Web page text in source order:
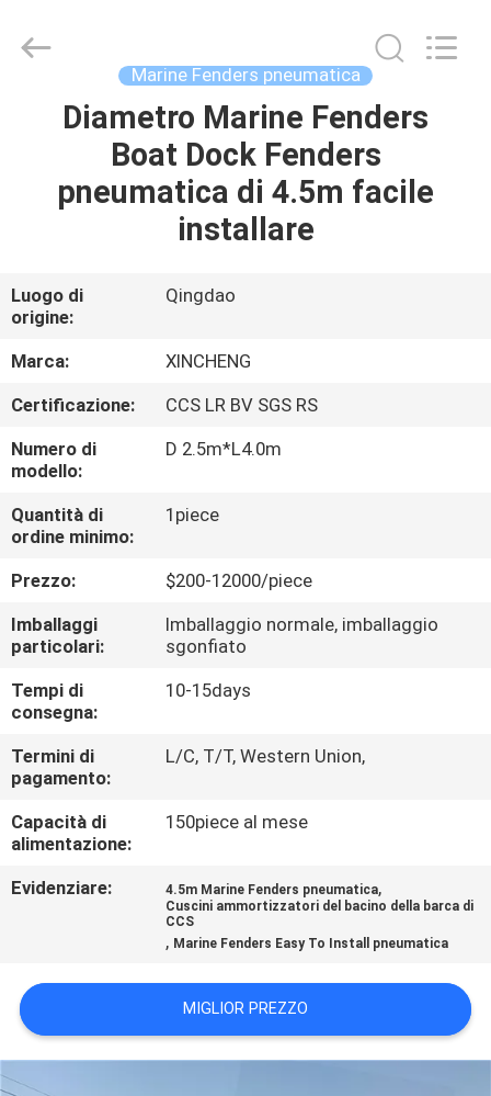
CASA
PRODOTTI
VR
CIRCA
NOI
GIRO
DELLA
FABBRICA
CONTROLLO
DI
QUALITÀ
CONTATTICI
NOTIZIE
CASI
DEL
SITO
Products
Marine Fenders pneumatica
Diametro Marine Fenders
Boat Dock Fenders
pneumatica di 4.5m facile
installare
Luogo di
origine:
Qingdao
Marca:
XINCHENG
Certificazione:
CCS LR BV SGS RS
Numero di
modello:
D 2.5m*L4.0m
Quantità di
ordine minimo:
1piece
Prezzo:
$200-12000/piece
Imballaggi
particolari:
Imballaggio normale, imballaggio
sgonfiato
Tempi di
consegna:
10-15days
Termini di
pagamento:
L/C, T/T, Western Union,
Capacità di
alimentazione:
150piece al mese
Evidenziare: 4.5m Marine Fenders pneumatica,
Cuscini ammortizzatori del bacino della barca di
CCS
, Marine Fenders Easy To Install pneumatica
MIGLIOR PREZZO